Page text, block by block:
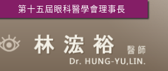
第十五屆眼科醫學會理事長